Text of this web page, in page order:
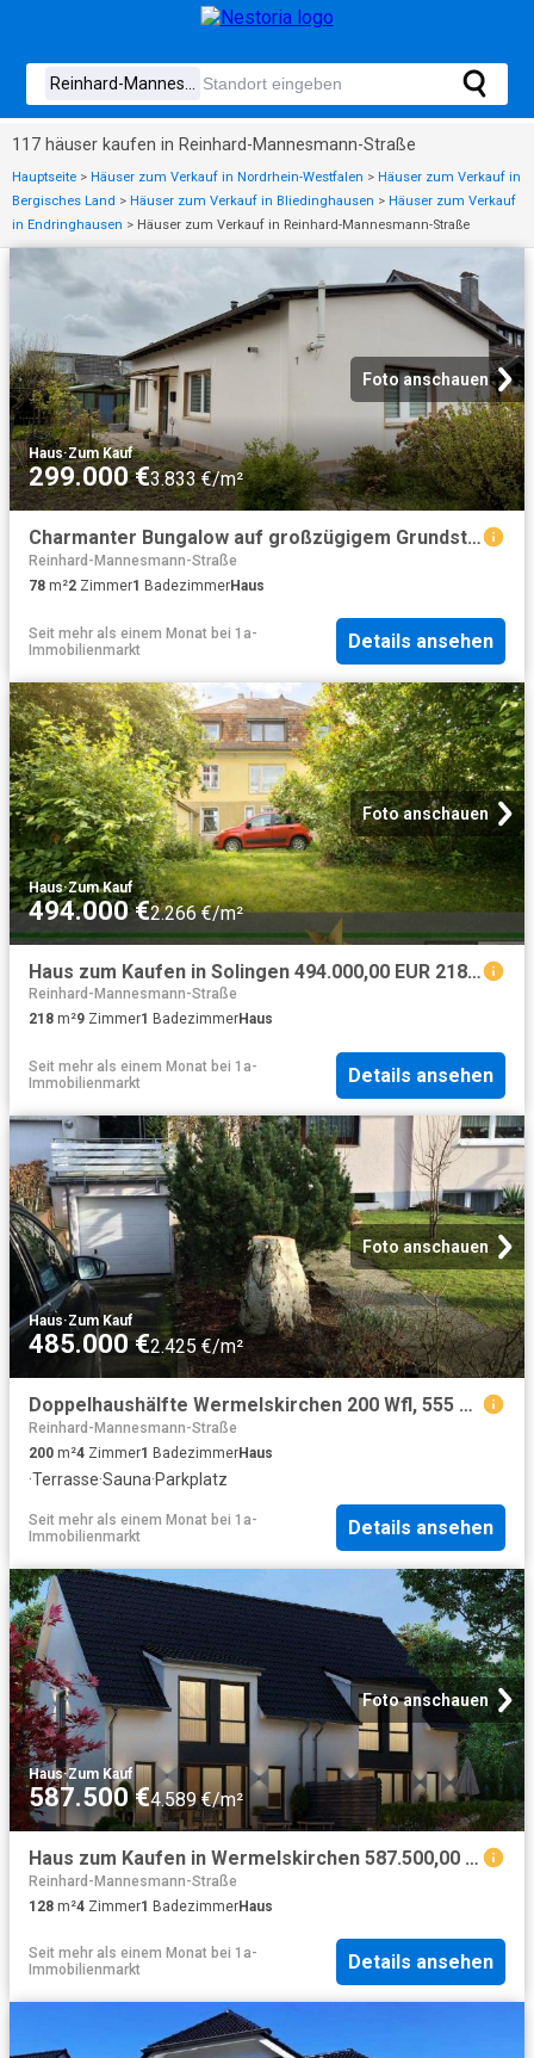
117 häuser kaufen in Reinhard-Mannesmann-Straße
Hauptseite > Häuser zum Verkauf in Nordrhein-Westfalen > Häuser zum Verkauf in
Bergisches Land > Häuser zum Verkauf in Bliedinghausen > Häuser zum Verkauf
in Endringhausen > Häuser zum Verkauf in Reinhard-Mannesmann-Straße
Foto anschauen
Haus·Zum Kauf
299.000 €3.833 €/m²
Charmanter Bungalow auf großzügigem Grundstück
Reinhard-Mannesmann-Straße
78 m²2 Zimmer1 BadezimmerHaus
Seit mehr als einem Monat bei 1a-
Immobilienmarkt
Details ansehen
Foto anschauen
Haus·Zum Kauf
494.000 €2.266 €/m²
Haus zum Kaufen in Solingen 494.000,00 EUR 218.43 m²
Reinhard-Mannesmann-Straße
218 m²9 Zimmer1 BadezimmerHaus
Seit mehr als einem Monat bei 1a-
Immobilienmarkt
Details ansehen
Foto anschauen
Haus·Zum Kauf
485.000 €2.425 €/m²
Doppelhaushälfte Wermelskirchen 200 Wfl, 555 Grdst Garage Bj1973
Reinhard-Mannesmann-Straße
200 m²4 Zimmer1 BadezimmerHaus
·Terrasse·Sauna·Parkplatz
Seit mehr als einem Monat bei 1a-
Immobilienmarkt
Details ansehen
Foto anschauen
Haus·Zum Kauf
587.500 €4.589 €/m²
Haus zum Kaufen in Wermelskirchen 587.500,00 EUR 128 m²
Reinhard-Mannesmann-Straße
128 m²4 Zimmer1 BadezimmerHaus
Seit mehr als einem Monat bei 1a-
Immobilienmarkt
Details ansehen